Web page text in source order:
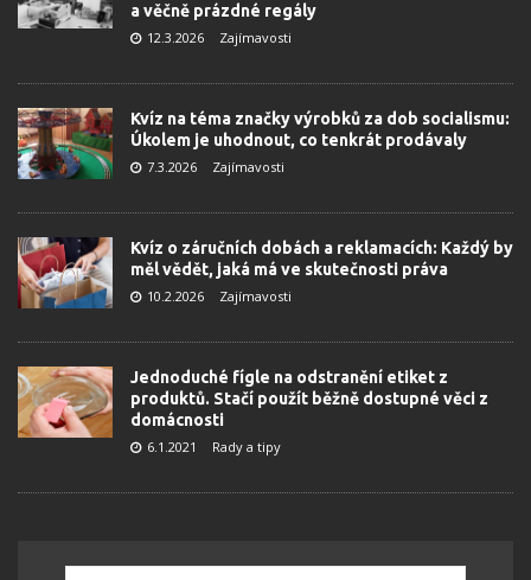
a věčně prázdné regály
12.3.2026 Zajímavosti
Kvíz na téma značky výrobků za dob socialismu:
Úkolem je uhodnout, co tenkrát prodávaly
7.3.2026 Zajímavosti
Kvíz o záručních dobách a reklamacích: Každý by
měl vědět, jaká má ve skutečnosti práva
10.2.2026 Zajímavosti
Jednoduché fígle na odstranění etiket z
produktů. Stačí použít běžně dostupné věci z
domácnosti
6.1.2021 Rady a tipy